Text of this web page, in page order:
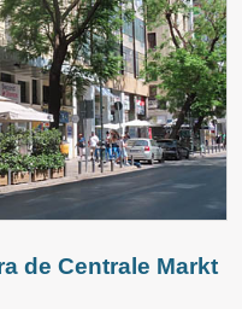
de Centrale Markt